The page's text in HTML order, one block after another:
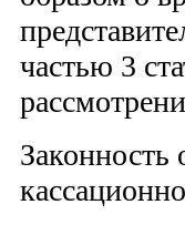
частью 3
Законность